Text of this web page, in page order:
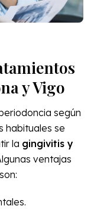
y Vigo
según
habituales se
la gingivitis y
ventajas